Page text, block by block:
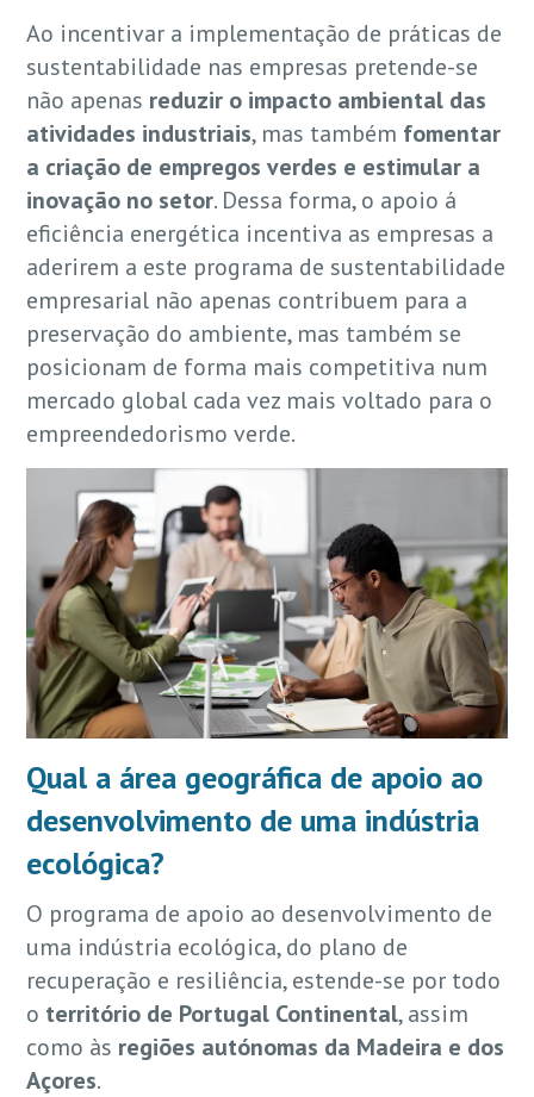
Ao incentivar a implementação de práticas de
sustentabilidade nas empresas pretende-se
não apenas reduzir o impacto ambiental das
atividades industriais, mas também fomentar
a criação de empregos verdes e estimular a
inovação no setor. Dessa forma, o apoio á
eficiência energética incentiva as empresas a
aderirem a este programa de sustentabilidade
empresarial não apenas contribuem para a
preservação do ambiente, mas também se
posicionam de forma mais competitiva num
mercado global cada vez mais voltado para o
empreendedorismo verde.
Qual a área geográfica de apoio ao
desenvolvimento de uma indústria
ecológica?
O programa de apoio ao desenvolvimento de
uma indústria ecológica, do plano de
recuperação e resiliência, estende-se por todo
o território de Portugal Continental, assim
como às regiões autónomas da Madeira e dos
Açores.